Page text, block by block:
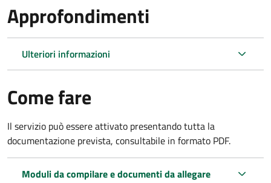
Approfondimenti
Ulteriori informazioni
Come fare
Il servizio può essere attivato presentando tutta la
documentazione prevista, consultabile in formato PDF.
Moduli da compilare e documenti da allegare